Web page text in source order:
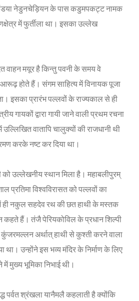
नेडुनचेड़‍ियन के पास कडुमपकट्ट नामक
में फुर्तीला था। इसका उल्‍लेख
वाहन मयूर है क‍िन्‍तु पवनी के समय वे
होते हैं। संगम साह‍ित्‍य में व‍िनायक पूजा
इसका प्रारंभ पल्‍लवों के राज्‍यकाल से ही
गायकों द्वारा गायी जाने वाली प्रथम रचना
उल्‍ल‍िख‍ित वाताप‍ि चालुक्‍यों की राजधानी थी
करके नष्‍ट कर द‍िया था।
को उल्‍लेखनीय स्‍थान म‍िला है। महाबलीपुरम्
प्रत‍िमा व‍िश्‍वव‍िरासत को पल्‍लवों का
ही नकुल सहदेव रथ की छत हाथी के मस्‍तक
कहते हैं। तंजै पेर‍ियकोव‍िल के प्रधान श‍िल्‍पी
अर्थात् हाथी से कुश्‍ती करने वाला
था। उन्‍होंने इस भव्‍य मंद‍िर के न‍िर्माण के ल‍िए
में मुख्‍य भूम‍िका न‍िभाई थी।
पर्वत श्रंखला यानैमलै कहलाती है क्‍योंक‍ि